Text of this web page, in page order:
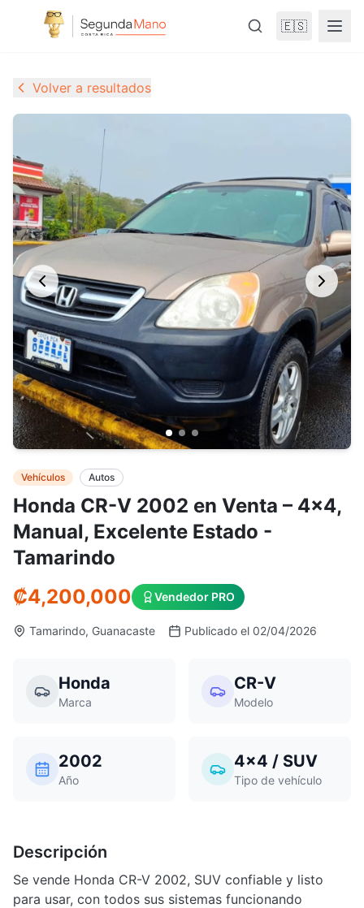
🇪🇸
Volver a resultados
Honda CR-V 2002 en Venta – 4x4,
Manual, Excelente Estado -
Tamarindo
Vehículos Autos
₡4,200,000 Vendedor PRO
Tamarindo, Guanacaste Publicado el 02/04/2026
Honda
Marca
CR-V
Modelo
2002
Año
4x4 / SUV
Tipo de vehículo
Descripción
Se vende Honda CR-V 2002, SUV confiable y listo
para usar, con todos sus sistemas funcionando